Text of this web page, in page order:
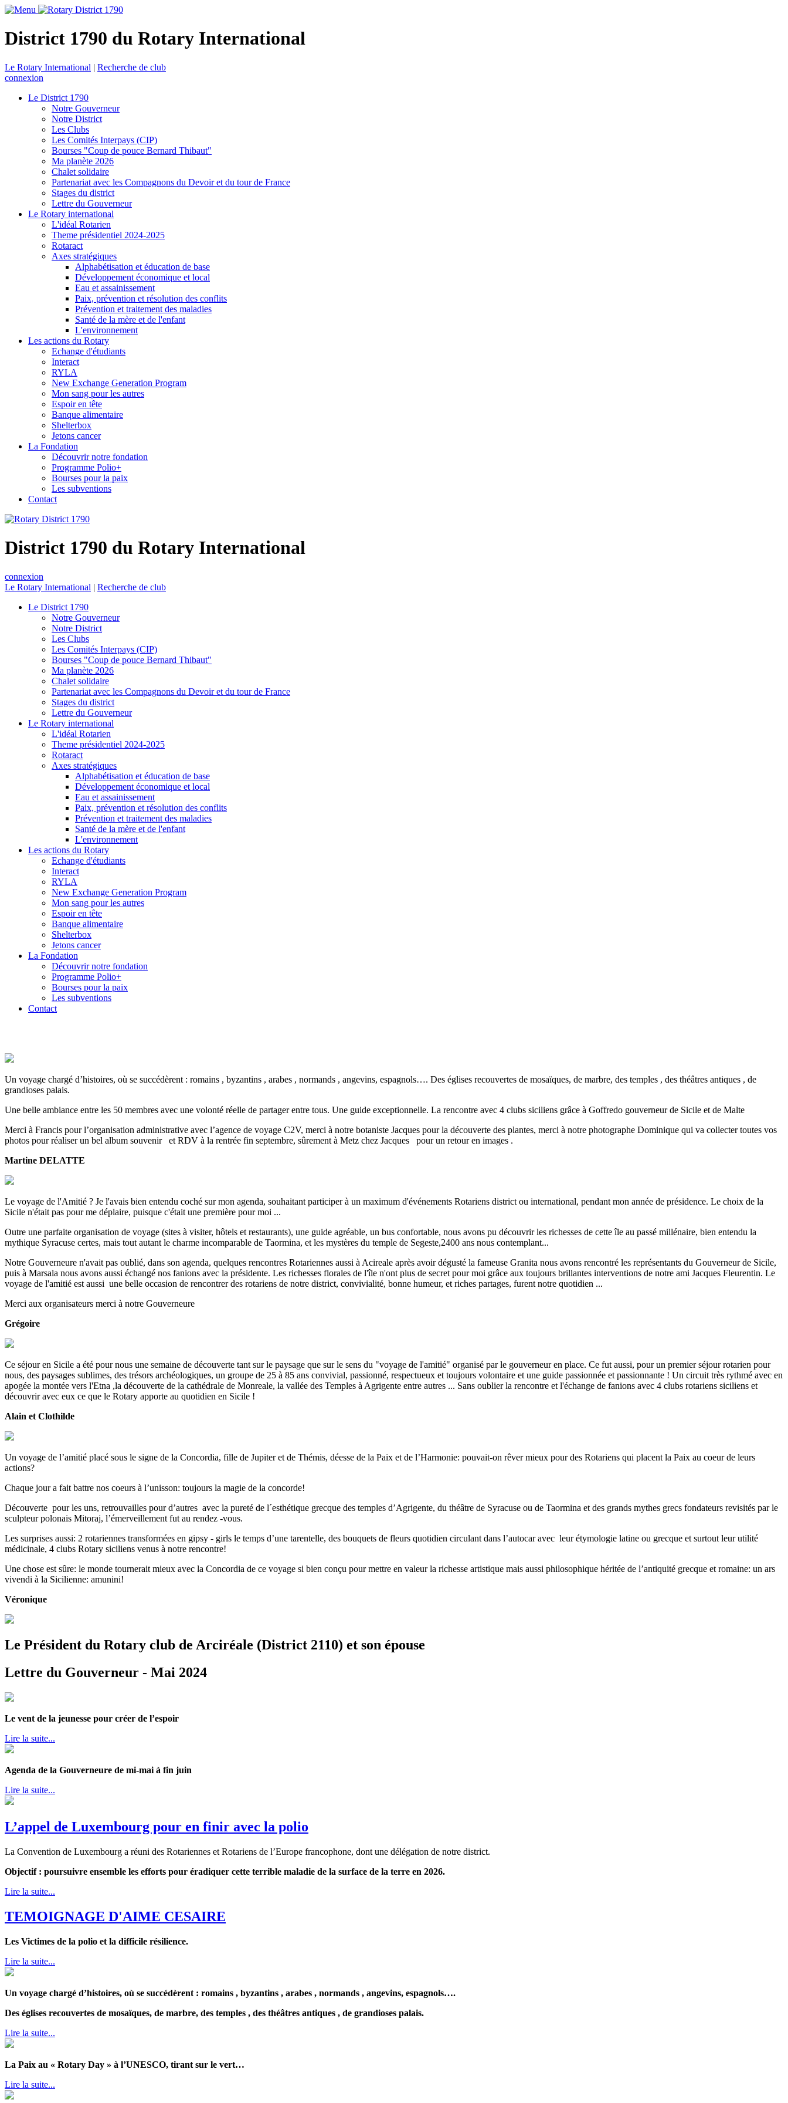
District 1790 du Rotary International
Le Rotary International | Recherche de club
connexion
Le District 1790
Notre Gouverneur
Notre District
Les Clubs
Les Comités Interpays (CIP)
Bourses "Coup de pouce Bernard Thibaut"
Ma planète 2026
Chalet solidaire
Partenariat avec les Compagnons du Devoir et du tour de France
Stages du district
Lettre du Gouverneur
Le Rotary international
L'idéal Rotarien
Theme présidentiel 2024-2025
Rotaract
Axes stratégiques
Alphabétisation et éducation de base
Développement économique et local
Eau et assainissement
Paix, prévention et résolution des conflits
Prévention et traitement des maladies
Santé de la mère et de l'enfant
L'environnement
Les actions du Rotary
Echange d'étudiants
Interact
RYLA
New Exchange Generation Program
Mon sang pour les autres
Espoir en tête
Banque alimentaire
Shelterbox
Jetons cancer
La Fondation
Découvrir notre fondation
Programme Polio+
Bourses pour la paix
Les subventions
Contact
District 1790 du Rotary International
connexion
Le Rotary International | Recherche de club
Le District 1790
Notre Gouverneur
Notre District
Les Clubs
Les Comités Interpays (CIP)
Bourses "Coup de pouce Bernard Thibaut"
Ma planète 2026
Chalet solidaire
Partenariat avec les Compagnons du Devoir et du tour de France
Stages du district
Lettre du Gouverneur
Le Rotary international
L'idéal Rotarien
Theme présidentiel 2024-2025
Rotaract
Axes stratégiques
Alphabétisation et éducation de base
Développement économique et local
Eau et assainissement
Paix, prévention et résolution des conflits
Prévention et traitement des maladies
Santé de la mère et de l'enfant
L'environnement
Les actions du Rotary
Echange d'étudiants
Interact
RYLA
New Exchange Generation Program
Mon sang pour les autres
Espoir en tête
Banque alimentaire
Shelterbox
Jetons cancer
La Fondation
Découvrir notre fondation
Programme Polio+
Bourses pour la paix
Les subventions
Contact
Un voyage chargé d’histoires, où se succédèrent : romains , byzantins , arabes , normands , angevins, espagnols…. Des églises recouvertes de mosaïques, de marbre, des temples , des théâtres antiques , de
grandioses palais.
Une belle ambiance entre les 50 membres avec une volonté réelle de partager entre tous. Une guide exceptionnelle. La rencontre avec 4 clubs siciliens grâce à Goffredo gouverneur de Sicile et de Malte
Merci à Francis pour l’organisation administrative avec l’agence de voyage C2V, merci à notre botaniste Jacques pour la découverte des plantes, merci à notre photographe Dominique qui va collecter toutes vos
photos pour réaliser un bel album souvenir et RDV à la rentrée fin septembre, sûrement à Metz chez Jacques pour un retour en images .
Martine DELATTE
Le voyage de l'Amitié ? Je l'avais bien entendu coché sur mon agenda, souhaitant participer à un maximum d'événements Rotariens district ou international, pendant mon année de présidence. Le choix de la
Sicile n'était pas pour me déplaire, puisque c'était une première pour moi ...
Outre une parfaite organisation de voyage (sites à visiter, hôtels et restaurants), une guide agréable, un bus confortable, nous avons pu découvrir les richesses de cette île au passé millénaire, bien entendu la
mythique Syracuse certes, mais tout autant le charme incomparable de Taormina, et les mystères du temple de Segeste,2400 ans nous contemplant...
Notre Gouverneure n'avait pas oublié, dans son agenda, quelques rencontres Rotariennes aussi à Acireale après avoir dégusté la fameuse Granita nous avons rencontré les représentants du Gouverneur de Sicile,
puis à Marsala nous avons aussi échangé nos fanions avec la présidente. Les richesses florales de l'île n'ont plus de secret pour moi grâce aux toujours brillantes interventions de notre ami Jacques Fleurentin. Le
voyage de l'amitié est aussi une belle occasion de rencontrer des rotariens de notre district, convivialité, bonne humeur, et riches partages, furent notre quotidien ...
Merci aux organisateurs merci à notre Gouverneure
Grégoire
Ce séjour en Sicile a été pour nous une semaine de découverte tant sur le paysage que sur le sens du "voyage de l'amitié" organisé par le gouverneur en place. Ce fut aussi, pour un premier séjour rotarien pour
nous, des paysages sublimes, des trésors archéologiques, un groupe de 25 à 85 ans convivial, passionné, respectueux et toujours volontaire et une guide passionnée et passionnante ! Un circuit très rythmé avec en
apogée la montée vers l'Etna ,la découverte de la cathédrale de Monreale, la vallée des Temples à Agrigente entre autres ... Sans oublier la rencontre et l'échange de fanions avec 4 clubs rotariens siciliens et
découvrir avec eux ce que le Rotary apporte au quotidien en Sicile !
Alain et Clothilde
Un voyage de l’amitié placé sous le signe de la Concordia, fille de Jupiter et de Thémis, déesse de la Paix et de l’Harmonie: pouvait-on rêver mieux pour des Rotariens qui placent la Paix au coeur de leurs
actions?
Chaque jour a fait battre nos coeurs à l’unisson: toujours la magie de la concorde!
Découverte pour les uns, retrouvailles pour d’autres avec la pureté de l´esthétique grecque des temples d’Agrigente, du théâtre de Syracuse ou de Taormina et des grands mythes grecs fondateurs revisités par le
sculpteur polonais Mitoraj, l’émerveillement fut au rendez -vous.
Les surprises aussi: 2 rotariennes transformées en gipsy - girls le temps d’une tarentelle, des bouquets de fleurs quotidien circulant dans l’autocar avec leur étymologie latine ou grecque et surtout leur utilité
médicinale, 4 clubs Rotary siciliens venus à notre rencontre!
Une chose est sûre: le monde tournerait mieux avec la Concordia de ce voyage si bien conçu pour mettre en valeur la richesse artistique mais aussi philosophique héritée de l’antiquité grecque et romaine: un ars
vivendi à la Sicilienne: amunini!
Véronique
Le Président du Rotary club de Arciréale (District 2110) et son épouse
Lettre du Gouverneur - Mai 2024
Le vent de la jeunesse pour créer de l’espoir
Lire la suite...
Agenda de la Gouverneure de mi-mai à fin juin
Lire la suite...
L’appel de Luxembourg pour en finir avec la polio
La Convention de Luxembourg a réuni des Rotariennes et Rotariens de l’Europe francophone, dont une délégation de notre district.
Objectif : poursuivre ensemble les efforts pour éradiquer cette terrible maladie de la surface de la terre en 2026.
Lire la suite...
TEMOIGNAGE D'AIME CESAIRE
Les Victimes de la polio et la difficile résilience.
Lire la suite...
Un voyage chargé d’histoires, où se succédèrent : romains , byzantins , arabes , normands , angevins, espagnols….
Des églises recouvertes de mosaïques, de marbre, des temples , des théâtres antiques , de grandioses palais.
Lire la suite...
La Paix au « Rotary Day » à l’UNESCO, tirant sur le vert…
Lire la suite...